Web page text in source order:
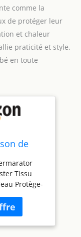
comme la
de protéger leur
et chaleur
praticité et style,
en toute
de
II
bébé,
Jaune
3-6 mois
Tissu
Protège-
taille Mains